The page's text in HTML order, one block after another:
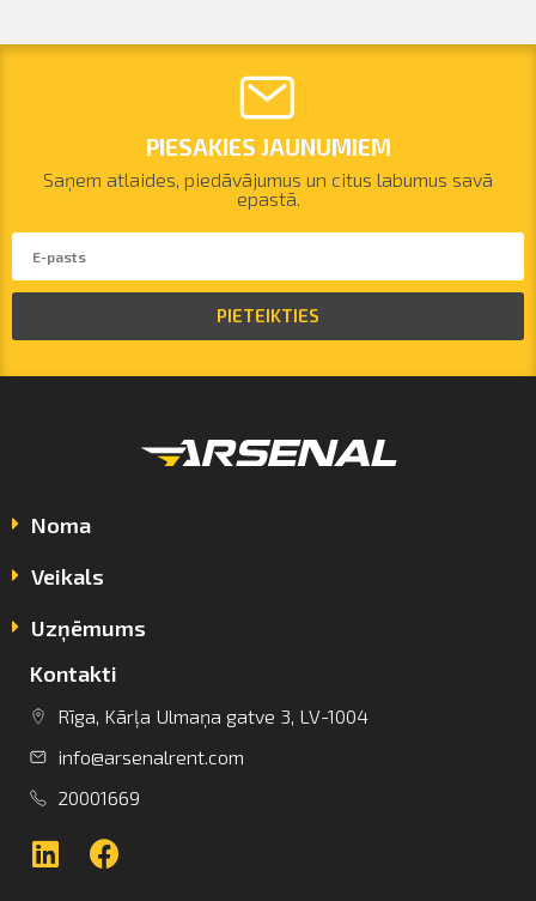
Lietuva
PIESAKIES JAUNUMIEM
Saņem atlaides, piedāvājumus un citus labumus savā
epastā.
PIETEIKTIES
Noma
Veikals
Uzņēmums
Kontakti
Rīga, Kārļa Ulmaņa gatve 3, LV-1004
info@arsenalrent.com
20001669